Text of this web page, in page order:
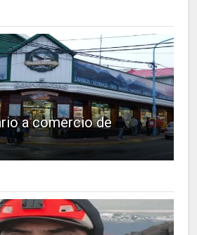
a comercio de